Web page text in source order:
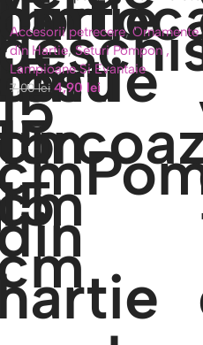
25 cm, Diverse Culori
Accesorii petrecere, Ornamente
din Hartie, Seturi Pompon ,
Lampioane Si Evantaie
7,00lei 4,90 lei